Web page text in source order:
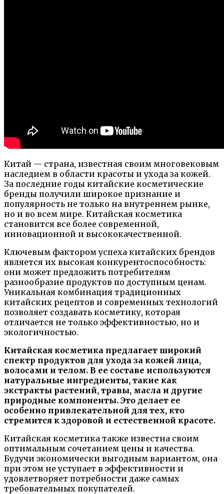
Китай — страна, известная своим многовековым
наследием в области красоты и ухода за кожей.
За последние годы китайские косметические
бренды получили широкое признание и
популярность не только на внутреннем рынке,
но и во всем мире. Китайская косметика
становится все более современной,
инновационной и высококачественной.
Ключевым фактором успеха китайских брендов
является их высокая конкурентоспособность:
они может предложить потребителям
разнообразие продуктов по доступным ценам.
Уникальная комбинация традиционных
китайских рецептов и современных технологий
позволяет создавать косметику, которая
отличается не только эффективностью, но и
экологичностью.
Китайская косметика предлагает широкий
спектр продуктов для ухода за кожей лица,
волосами и телом. В ее составе используются
натуральные ингредиенты, такие как
экстракты растений, травы, масла и другие
природные компоненты. Это делает ее
особенно привлекательной для тех, кто
стремится к здоровой и естественной красоте.
Китайская косметика также известна своим
оптимальным сочетанием цены и качества.
Будучи экономически выгодным вариантом, она
при этом не уступает в эффективности и
удовлетворяет потребности даже самых
требовательных покупателей.